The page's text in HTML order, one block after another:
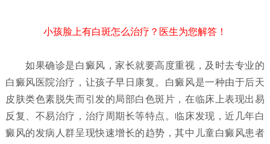
小孩脸上有白斑怎么治疗？医生为您解答！
如果确诊是白癜风，家长就要高度重视，及时去专业的
白癜风医院治疗，让孩子早日康复。白癜风是一种由于后天
皮肤类色素脱失而引发的局部白色斑片，在临床上表现出易
反复、不易治疗，治疗周期长等特点。临床发现，近几年白
癜风的发病人群呈现快速增长的趋势，其中儿童白癜风患者